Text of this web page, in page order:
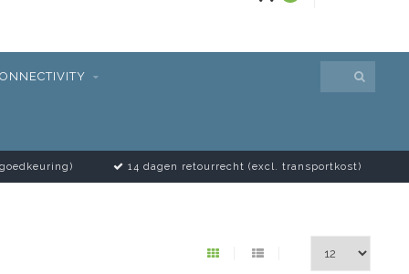
14 dagen retourrecht (excl. transportkost)